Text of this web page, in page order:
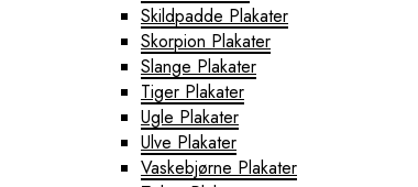
Skildpadde Plakater
Skorpion Plakater
Slange Plakater
Tiger Plakater
Ugle Plakater
Ulve Plakater
Vaskebjørne Plakater